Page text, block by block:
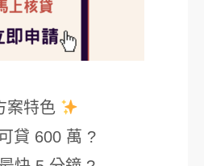
案特色
貸 600 萬 ?